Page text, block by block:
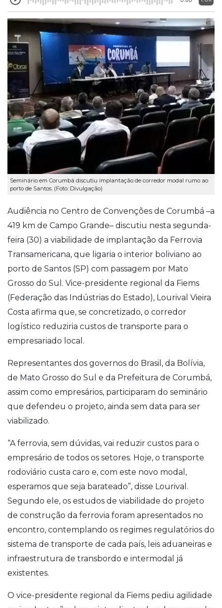
Seminário em Corumbá discutiu implantação de corredor modal rumo ao
porto de Santos. (Foto: Divulgação)
Audiência no Centro de Convenções de Corumbá –a
419 km de Campo Grande– discutiu nesta segunda-
feira (30) a viabilidade de implantação da Ferrovia
Transamericana, que ligaria o interior boliviano ao
porto de Santos (SP) com passagem por Mato
Grosso do Sul. Vice-presidente regional da Fiems
(Federação das Indústrias do Estado), Lourival Vieira
Costa afirma que, se concretizado, o corredor
logístico reduziria custos de transporte para o
empresariado local.
Representantes dos governos do Brasil, da Bolívia,
de Mato Grosso do Sul e da Prefeitura de Corumbá,
assim como empresários, participaram do seminário
que defendeu o projeto, ainda sem data para ser
viabilizado.
“A ferrovia, sem dúvidas, vai reduzir custos para o
empresário de todos os setores. Hoje, o transporte
rodoviário custa caro e, com este novo modal,
esperamos que seja barateado”, disse Lourival.
Segundo ele, os estudos de viabilidade do projeto
de construção da ferrovia foram apresentados no
encontro, contemplando os regimes regulatórios do
sistema de transporte de cada país, leis aduaneiras e
infraestrutura de transbordo e intermodal já
existentes.
O vice-presidente regional da Fiems pediu agilidade